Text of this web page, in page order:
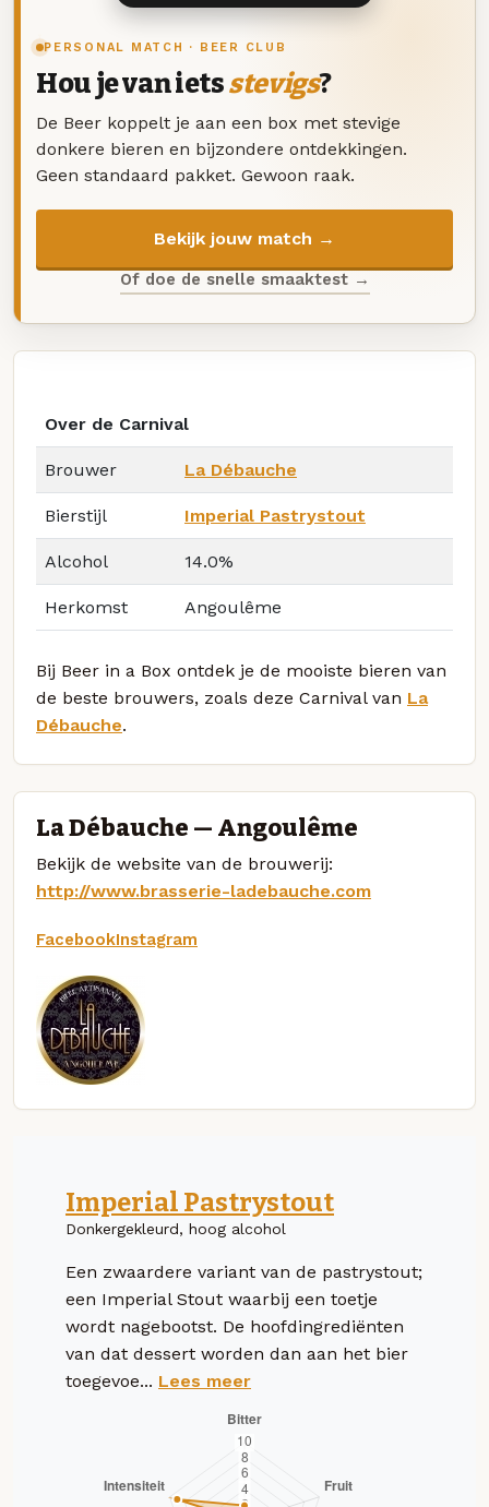
PERSONAL MATCH · BEER CLUB
Hou je van ietsstevigs?
De Beer koppelt je aan een box met stevige
donkere bieren en bijzondere ontdekkingen.
Geen standaard pakket. Gewoon raak.
Bekijk jouw match →
Of doe de snelle smaaktest →
Over de Carnival
Brouwer La Débauche
Bierstijl Imperial Pastrystout
Alcohol 14.0%
Herkomst Angoulême
Bij Beer in a Box ontdek je de mooiste bieren van
de beste brouwers, zoals deze Carnival van La
Débauche.
La Débauche — Angoulême
Bekijk de website van de brouwerij:
http://www.brasserie-ladebauche.com
FacebookInstagram
Imperial Pastrystout
Donkergekleurd, hoog alcohol
Een zwaardere variant van de pastrystout;
een Imperial Stout waarbij een toetje
wordt nagebootst. De hoofdingrediënten
van dat dessert worden dan aan het bier
toegevoe... Lees meer